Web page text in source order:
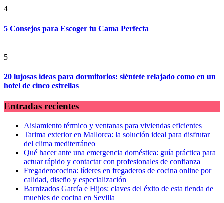
4
5 Consejos para Escoger tu Cama Perfecta
5
20 lujosas ideas para dormitorios: siéntete relajado como en un
hotel de cinco estrellas
Entradas recientes
Aislamiento térmico y ventanas para viviendas eficientes
Tarima exterior en Mallorca: la solución ideal para disfrutar
del clima mediterráneo
Qué hacer ante una emergencia doméstica: guía práctica para
actuar rápido y contactar con profesionales de confianza
Fregaderococina: líderes en fregaderos de cocina online por
calidad, diseño y especialización
Barnizados García e Hijos: claves del éxito de esta tienda de
muebles de cocina en Sevilla